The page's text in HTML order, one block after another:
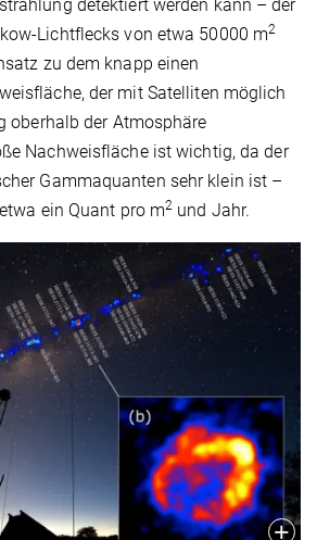
detektiert werden kann – der
Lichtflecks von etwa 50000 m2
zu dem knapp einen
der mit Satelliten möglich
oberhalb der Atmosphäre
Nachweisfläche ist wichtig, da der
Gammaquanten sehr klein ist –
ein Quant pro m2 und Jahr.